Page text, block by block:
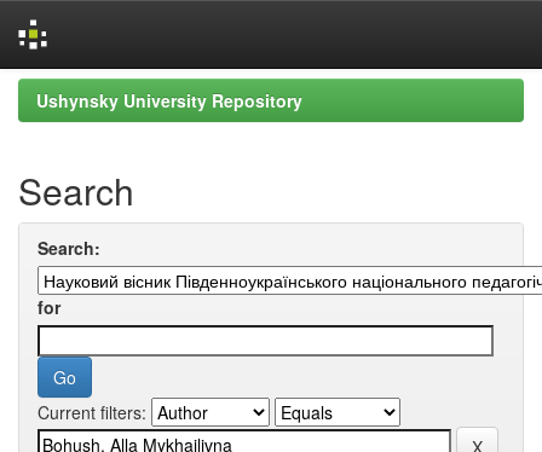
Skip
navigation
Ushynsky University Repository
Search
Search:
for
Current filters: